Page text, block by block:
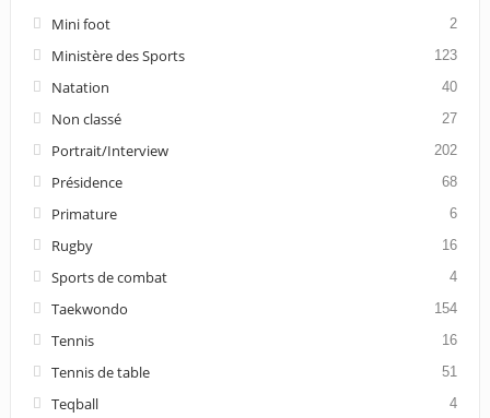
Mini foot 2
Ministère des Sports 123
Natation 40
Non classé 27
Portrait/Interview 202
Présidence 68
Primature 6
Rugby 16
Sports de combat 4
Taekwondo 154
Tennis 16
Tennis de table 51
Teqball 4